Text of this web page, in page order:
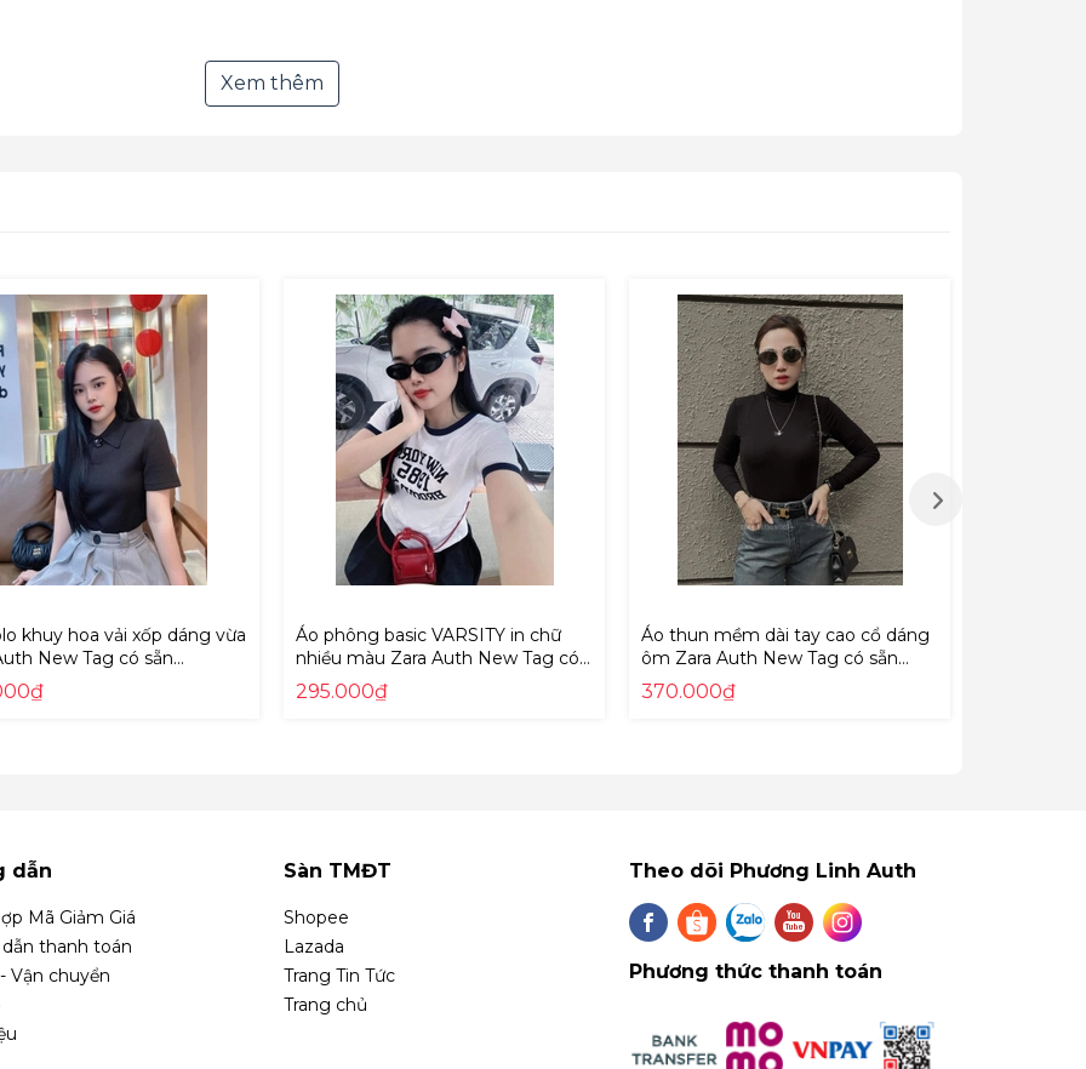
do bên người bán, Phương Linh xin chịu mọi chi phí vận chuyển hai chiều, đồng thời đổi mới
PhuongLinhAuthentic.page
Xem thêm
khuy hoa vải xốp dáng vừa
New Tag có sẵn
5070150
Áo phông basic VARSITY in chữ
nhiều màu Zara Auth New Tag có
sẵn 5643/319 5643319
295.000₫
Áo thun mềm dài tay cao cổ dáng
ôm Zara Auth New Tag có sẵn
5584/376 5584376
370.000₫
dẫn
Mã Giảm Giá
thanh toán
Vận chuyển
Sàn TMĐT
Shopee
Lazada
Trang Tin Tức
Trang chủ
Theo dõi Phương Linh Auth
Phương thức thanh toán